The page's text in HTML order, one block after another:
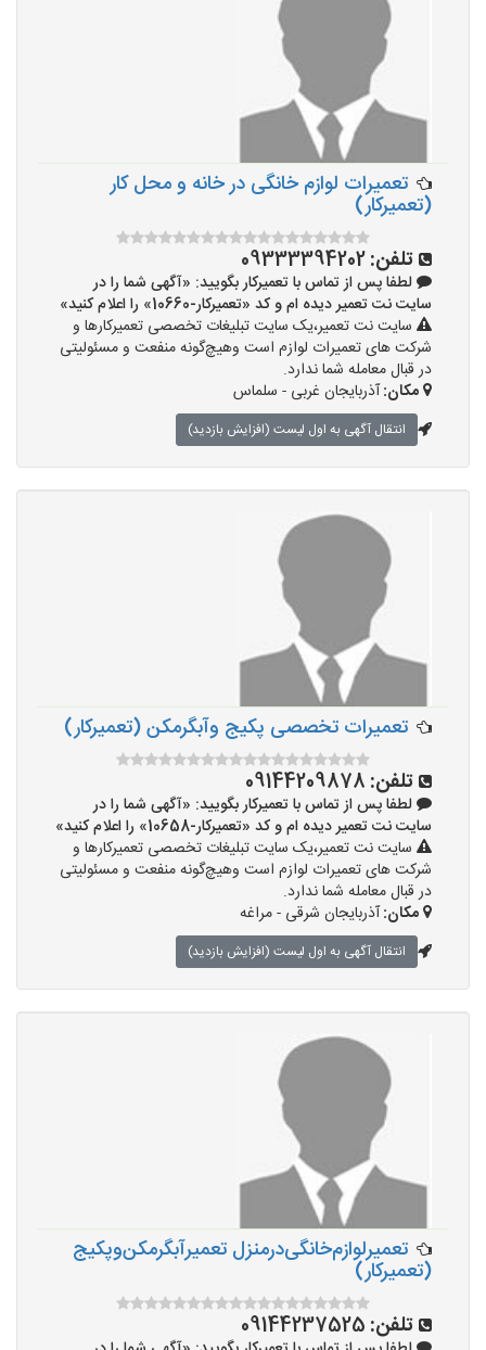
تعمیرات لوازم خانگی در خانه و محل کار
(تعمیرکار)
تلفن:09333394202
لطفا پس از تماس با تعمیرکار بگویید: «آگهی شما را در
سایت نت تعمیر دیده ام و کد «تعمیرکار-10660» را اعلام کنید»
سایت نت تعمیر،یک سایت تبلیغات تخصصی تعمیرکارها و
شرکت های تعمیرات لوازم است وهیچ‌گونه منفعت و مسئولیتی
در قبال معامله شما ندارد.
مکان:آذربایجان غربی - سلماس
انتقال آگهی به اول لیست (افزایش بازدید)
تعمیرات تخصصی پکیج وآبگرمکن (تعمیرکار)
تلفن: 09144209878
لطفا پس از تماس با تعمیرکار بگویید: «آگهی شما را در
سایت نت تعمیر دیده ام و کد «تعمیرکار-10658» را اعلام کنید»
سایت نت تعمیر،یک سایت تبلیغات تخصصی تعمیرکارها و
شرکت های تعمیرات لوازم است وهیچ‌گونه منفعت و مسئولیتی
در قبال معامله شما ندارد.
مکان:آذربایجان شرقی - مراغه
انتقال آگهی به اول لیست (افزایش بازدید)
تعمیر‌لوازم‌‌خانگی‌در‌منزل‌ تعمیر‌آبگرمکن‌وپکیج
(تعمیرکار)
تلفن: 09144237525